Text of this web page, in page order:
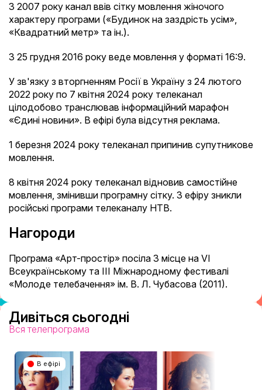
З 2007 року канал ввів сітку мовлення жіночого
характеру програми («Будинок на заздрість усім»,
«Квадратний метр» та ін.).
З 25 грудня 2016 року веде мовлення у форматі 16:9.
У зв'язку з вторгненням Росії в Україну з 24 лютого
2022 року по 7 квітня 2024 року телеканал
цілодобово транслював інформаційний марафон
«Єдині новини». В ефірі була відсутня реклама.
1 березня 2024 року телеканал припинив супутникове
мовлення.
8 квітня 2024 року телеканал відновив самостійне
мовлення, змінивши програмну сітку. З ефіру зникли
російські програми телеканалу НТВ.
Нагороди
Програма «Арт-простір» посіла 3 місце на VI
Всеукраїнському та ІІІ Міжнародному фестивалі
«Молоде телебачення» ім. В. Л. Чубасова (2011).
Дивіться сьогодні
Вся телепрограма
В ефірі